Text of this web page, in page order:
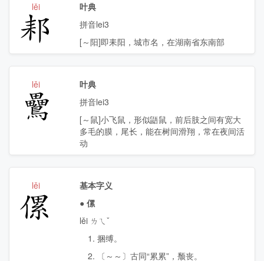
䣂
lěi
叶典
拼音lei3
[～阳]即耒阳，城市名，在湖南省东南部
䴎
lěi
叶典
拼音lei3
[～鼠]小飞鼠，形似鼯鼠，前后肢之间有宽大
多毛的膜，尾长，能在树间滑翔，常在夜间活
动
傫
lěi
基本字义
● 傫
lěi ㄌㄟˇ
1. 捆缚。
2. 〔～～〕古同“累累”，颓丧。